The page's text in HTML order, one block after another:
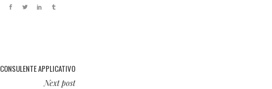
CONSULENTE APPLICATIVO
Next post